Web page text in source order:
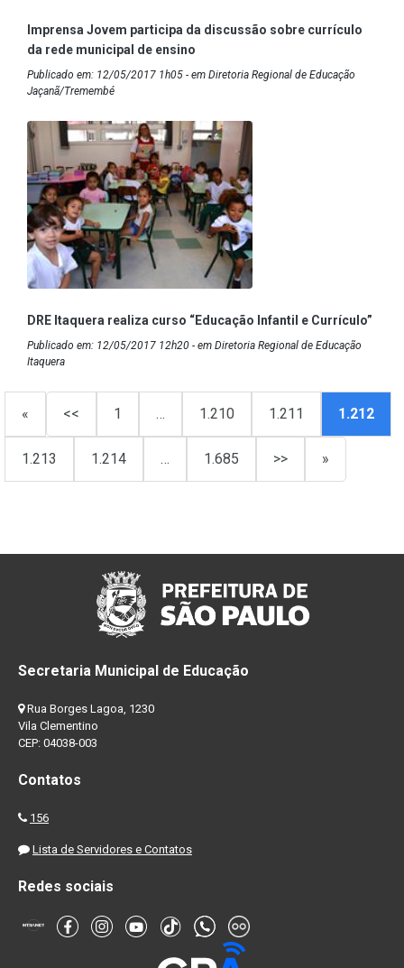
Imprensa Jovem participa da discussão sobre currículo
da rede municipal de ensino
Publicado em: 12/05/2017 1h05 - em Diretoria Regional de Educação
Jaçanã/Tremembé
DRE Itaquera realiza curso “Educação Infantil e Currículo”
Publicado em: 12/05/2017 12h20 - em Diretoria Regional de Educação
Itaquera
« << 1 … 1.210 1.211 1.212
1.213 1.214 … 1.685 >> »
Secretaria Municipal de Educação
Rua Borges Lagoa, 1230
Vila Clementino
CEP: 04038-003
Contatos
156
Lista de Servidores e Contatos
Redes sociais